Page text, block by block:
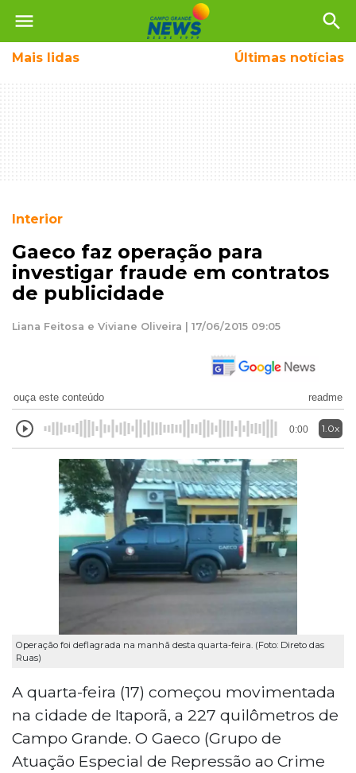
menu search
Mais lidas Últimas notícias
Interior
Gaeco faz operação para
investigar fraude em contratos
de publicidade
Liana Feitosa e Viviane Oliveira | 17/06/2015 09:05
ouça este conteúdo readme
0:00 1.0x
Operação foi deflagrada na manhã desta quarta-feira. (Foto: Direto das
Ruas)
A quarta-feira (17) começou movimentada
na cidade de Itaporã, a 227 quilômetros de
Campo Grande. O Gaeco (Grupo de
Atuação Especial de Repressão ao Crime